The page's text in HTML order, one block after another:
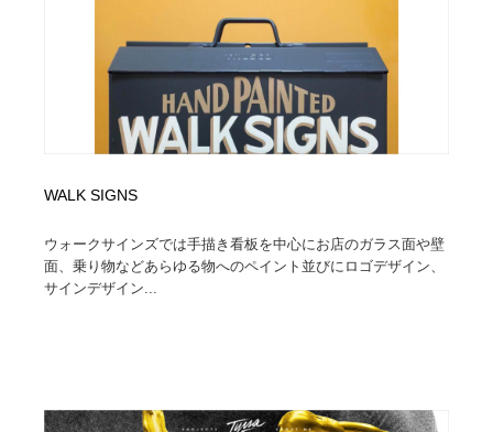
WALK SIGNS
ウォークサインズでは手描き看板を中心にお店のガラス面や壁
面、乗り物などあらゆる物へのペイント並びにロゴデザイン、
サインデザイン...